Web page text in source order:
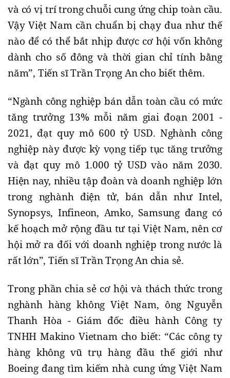
và có vị trí trong chuỗi cung ứng chip toàn cầu.
Vậy Việt Nam cần chuẩn bị chạy đua như thế
nào để có thể bắt nhịp được cơ hội vốn không
dành cho số đông và thời gian chỉ tính bằng
năm”, Tiến sĩ Trần Trọng An cho biết thêm.
“Ngành công nghiệp bán dẫn toàn cầu có mức
tăng trưởng 13% mỗi năm giai đoạn 2001 -
2021, đạt quy mô 600 tỷ USD. Nghành công
nghiệp này được kỳ vọng tiếp tục tăng trưởng
và đạt quy mô 1.000 tỷ USD vào năm 2030.
Hiện nay, nhiều tập đoàn và doanh nghiệp lớn
trong nghành điện tử, bán dẫn như Intel,
Synopsys, Infineon, Amko, Samsung đang có
kế hoạch mở rộng đầu tư tại Việt Nam, nên cơ
hội mở ra đối với doanh nghiệp trong nước là
rất lớn”, Tiến sĩ Trần Trọng An chia sẻ.
Trong phần chia sẻ cơ hội và thách thức trong
nghành hàng không Việt Nam, ông Nguyễn
Thanh Hòa - Giám đốc điều hành Công ty
TNHH Makino Vietnam cho biết: “Các công ty
hàng không vũ trụ hàng đầu thế giới như
Boeing đang tìm kiếm nhà cung ứng Việt Nam